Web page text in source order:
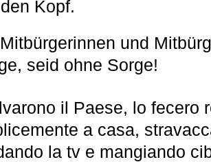
Kopf.
und
seid ohne Sorge!
il Paese, lo fecero
a casa,
la tv e mangiando